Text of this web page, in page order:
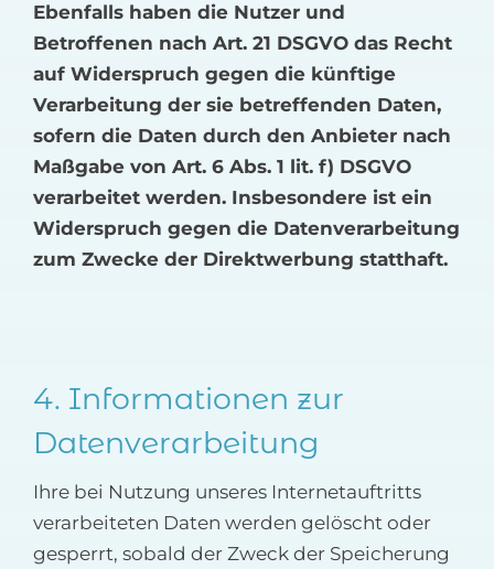
Ebenfalls haben die Nutzer und
Betroffenen nach Art. 21 DSGVO das Recht
auf Widerspruch gegen die künftige
Verarbeitung der sie betreffenden Daten,
sofern die Daten durch den Anbieter nach
Maßgabe von Art. 6 Abs. 1 lit. f) DSGVO
verarbeitet werden. Insbesondere ist ein
Widerspruch gegen die Datenverarbeitung
zum Zwecke der Direktwerbung statthaft.
4. Informationen zur
Datenverarbeitung
Ihre bei Nutzung unseres Internetauftritts
verarbeiteten Daten werden gelöscht oder
gesperrt, sobald der Zweck der Speicherung